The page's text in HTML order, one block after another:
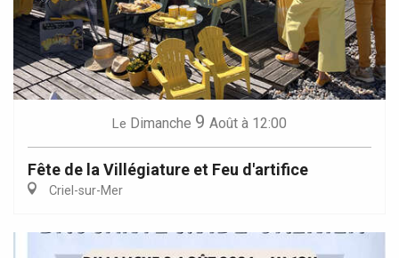
Le Dimanche 9 Août à 12:00
Fête de la Villégiature et Feu d'artifice
Criel-sur-Mer